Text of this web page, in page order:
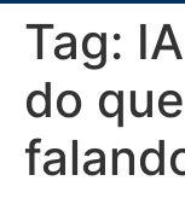
Tag:
do